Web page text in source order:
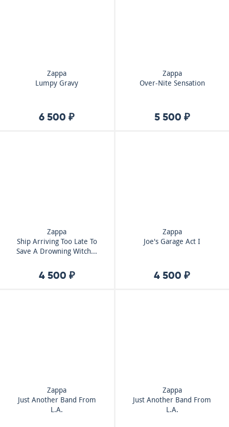
Zappa
Lumpy Gravy
6 500 ₽
Zappa
Over-Nite Sensation
5 500 ₽
Zappa
Ship Arriving Too Late To
Save A Drowning Witch...
4 500 ₽
Zappa
Joe's Garage Act I
4 500 ₽
Zappa
Just Another Band From
L.A.
Zappa
Just Another Band From
L.A.